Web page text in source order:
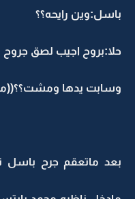
باسل:وين رايحه؟؟
حلا:بروح اجيب لصق
وسابت يدها
بعد ماتعقم جرح باسل